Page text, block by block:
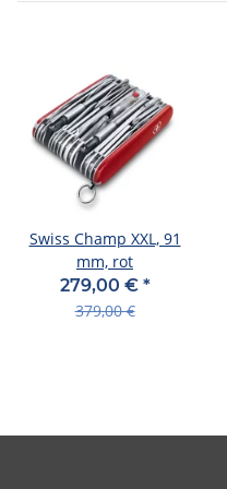
Swiss Champ XXL, 91
mm, rot
279,00 € *
379,00 €